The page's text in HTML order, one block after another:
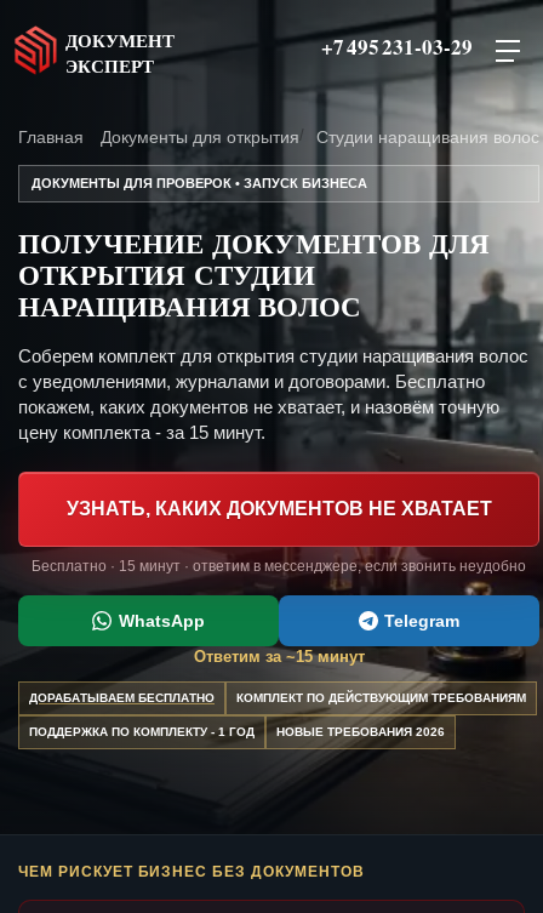
ДОКУМЕНТ
ЭКСПЕРТ
+7 495 231-03-29
Главная Документы для открытия Студии наращивания волос
ДОКУМЕНТЫ ДЛЯ ПРОВЕРОК • ЗАПУСК БИЗНЕСА
ПОЛУЧЕНИЕ ДОКУМЕНТОВ ДЛЯ
ОТКРЫТИЯ СТУДИИ
НАРАЩИВАНИЯ ВОЛОС
Соберем комплект для открытия студии наращивания волос
с уведомлениями, журналами и договорами. Бесплатно
покажем, каких документов не хватает, и назовём точную
цену комплекта - за 15 минут.
УЗНАТЬ, КАКИХ ДОКУМЕНТОВ НЕ ХВАТАЕТ
Бесплатно · 15 минут · ответим в мессенджере, если звонить неудобно
WhatsApp Telegram
Ответим за ~15 минут
ДОРАБАТЫВАЕМ БЕСПЛАТНО КОМПЛЕКТ ПО ДЕЙСТВУЮЩИМ ТРЕБОВАНИЯМ
ПОДДЕРЖКА ПО КОМПЛЕКТУ - 1 ГОД НОВЫЕ ТРЕБОВАНИЯ 2026
ЧЕМ РИСКУЕТ БИЗНЕС БЕЗ ДОКУМЕНТОВ